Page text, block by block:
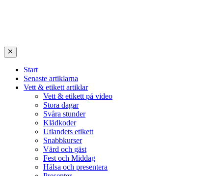
Start
Senaste artiklarna
Vett & etikett artiklar
Vett & etikett på video
Stora dagar
Svåra stunder
Klädkoder
Utlandets etikett
Snabbkurser
Värd och gäst
Fest och Middag
Hälsa och presentera